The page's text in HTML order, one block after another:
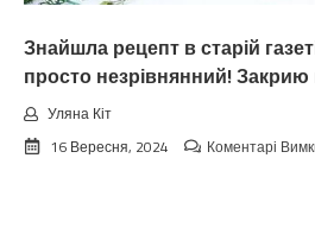
Знайшла рецепт в старій
просто незрівнянний!
Уляна Кіт
16 Вересня, 2024
Коментарі